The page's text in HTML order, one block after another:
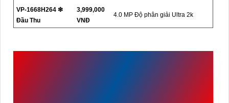
VP-1668H264 ❇
Đầu Thu
3,999,000
VNĐ
4.0 MP Độ phân giải Ultra 2k